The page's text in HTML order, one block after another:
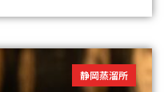
静岡蒸溜所